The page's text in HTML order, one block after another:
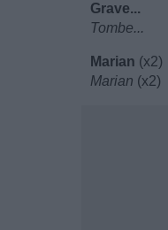
Grave...
Tombe...
Marian (x2)
Marian (x2)